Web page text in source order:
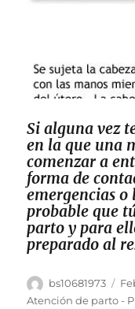
Si alguna vez
en la que una
comenzar a
forma de
emergencias
probable que
parto y para
preparado al
Author
bs10681973
on
Atención de parto -